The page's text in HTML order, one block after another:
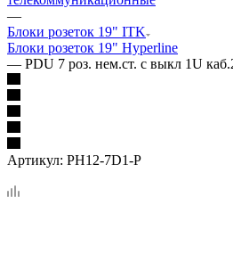
—
Блоки розеток 19" ITK
Блоки розеток 19" Hyperline
— PDU 7 роз. нем.ст. с выкл 1U
Артикул: PH12-7D1-P